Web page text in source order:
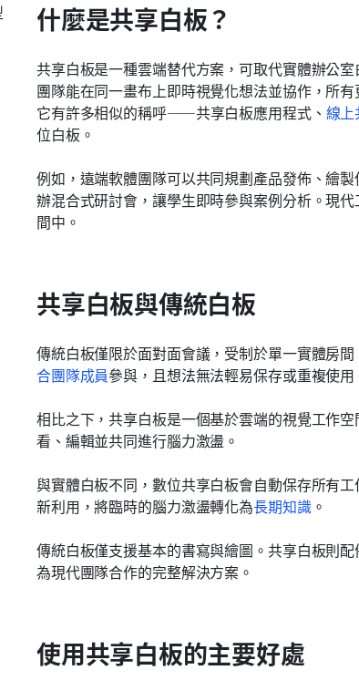
什麼是共享白板？
共享白板是一種雲端替代方案，可取代實體辦公
團隊能在同一畫布上即時視覺化想法並協作，所
它有許多相似的稱呼——共享白板應用程式、 線上
位白板。
例如，遠端軟體團隊可以共同規劃產品發佈、繪
辦混合式研討會，讓學生即時參與案例分析。現
間中。
共享白板與傳統白板
傳統白板僅限於面對面會議，受制於單一實體房
合團隊成員參與，且想法無法輕易保存或重複使用
相比之下，共享白板是一個基於雲端的視覺工作
看、編輯並共同進行腦力激盪。
與實體白板不同，數位共享白板會自動保存所有
新利用，將臨時的腦力激盪轉化為長期知識。
傳統白板僅支援基本的書寫與繪圖。共享白板則
為現代團隊合作的完整解決方案。
使用共享白板的主要好處